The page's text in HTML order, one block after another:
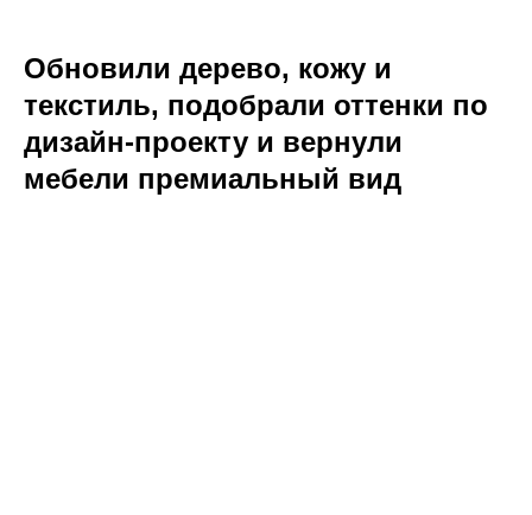
Обновили дерево, кожу и
текстиль, подобрали оттенки по
дизайн-проекту и вернули
мебели премиальный вид